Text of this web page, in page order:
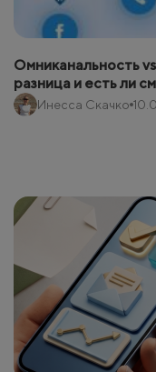
Омниканальность
разница и есть ли
Инесса Скачко